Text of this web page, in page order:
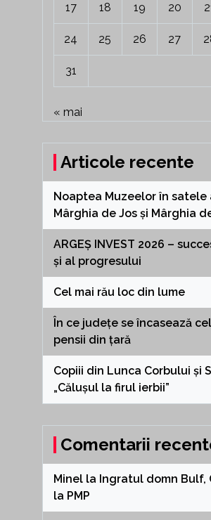
17 18 19 20
24 25 26 27
31
« mai
Articole recente
Noaptea Muzeelor în satele
Mârghia de Jos și Mârghia
ARGEȘ INVEST 2026 –
și al progresului
Cel mai rău loc din lume
În ce județe se încasează
pensii din țară
Copiii din Lunca Corbului și
„Călușul la firul ierbii”
Comentarii
Minella Ingratul domn Bulf,
la PMP